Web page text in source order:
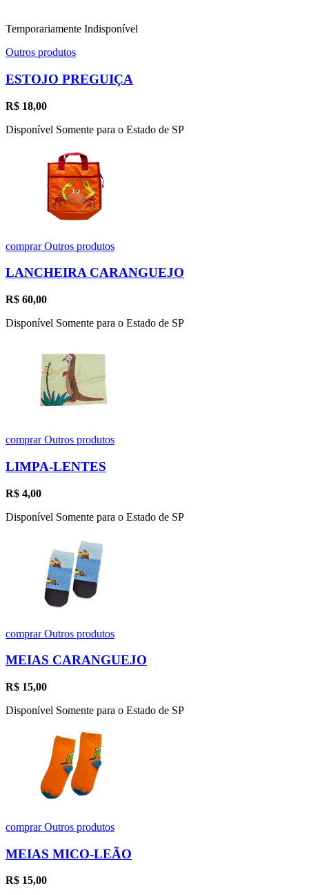
Temporariamente Indisponível
Outros produtos
ESTOJO PREGUIÇA
R$ 18,00
Disponível Somente para o Estado de SP
comprarOutros produtos
LANCHEIRA CARANGUEJO
R$ 60,00
Disponível Somente para o Estado de SP
comprarOutros produtos
LIMPA-LENTES
R$ 4,00
Disponível Somente para o Estado de SP
comprarOutros produtos
MEIAS CARANGUEJO
R$ 15,00
Disponível Somente para o Estado de SP
comprarOutros produtos
MEIAS MICO-LEÃO
R$ 15,00